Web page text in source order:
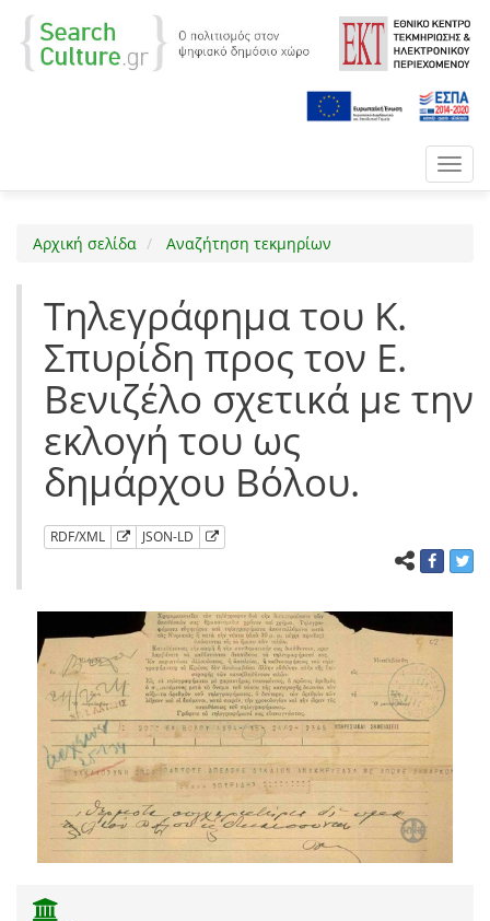
Αρχική σελίδα Αναζήτηση τεκμηρίων
Τηλεγράφημα του Κ.
Σπυρίδη προς τον Ε.
Βενιζέλο σχετικά με την
εκλογή του ως
δημάρχου Βόλου.
RDF/XML JSON-LD